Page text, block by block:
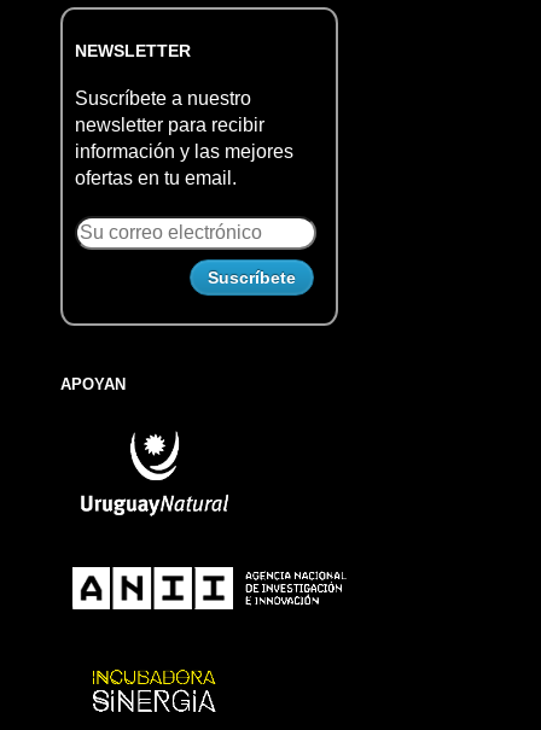
NEWSLETTER
Suscríbete a nuestro
newsletter para recibir
información y las mejores
ofertas en tu email.
APOYAN